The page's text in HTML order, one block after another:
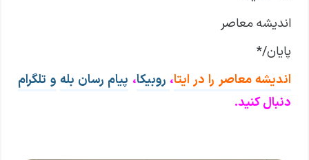
اندیشه معاصر
پایان/*
اندیشه معاصر را در ایتا، روبیکا، پیام رسان بله و تلگرام
دنبال کنید.